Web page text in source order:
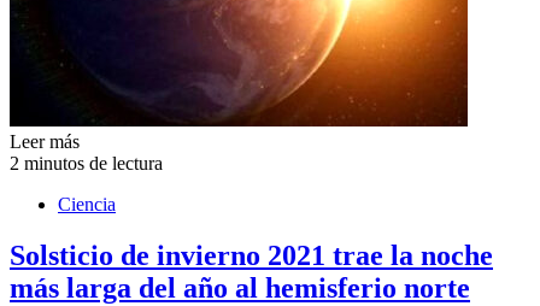
Leer más
2 minutos de lectura
Ciencia
Solsticio de invierno 2021 trae la noche
más larga del año al hemisferio norte